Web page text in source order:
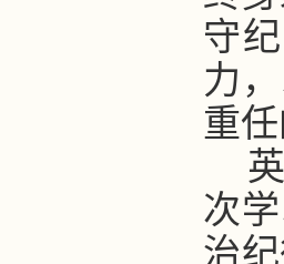
守
力
重
次
治